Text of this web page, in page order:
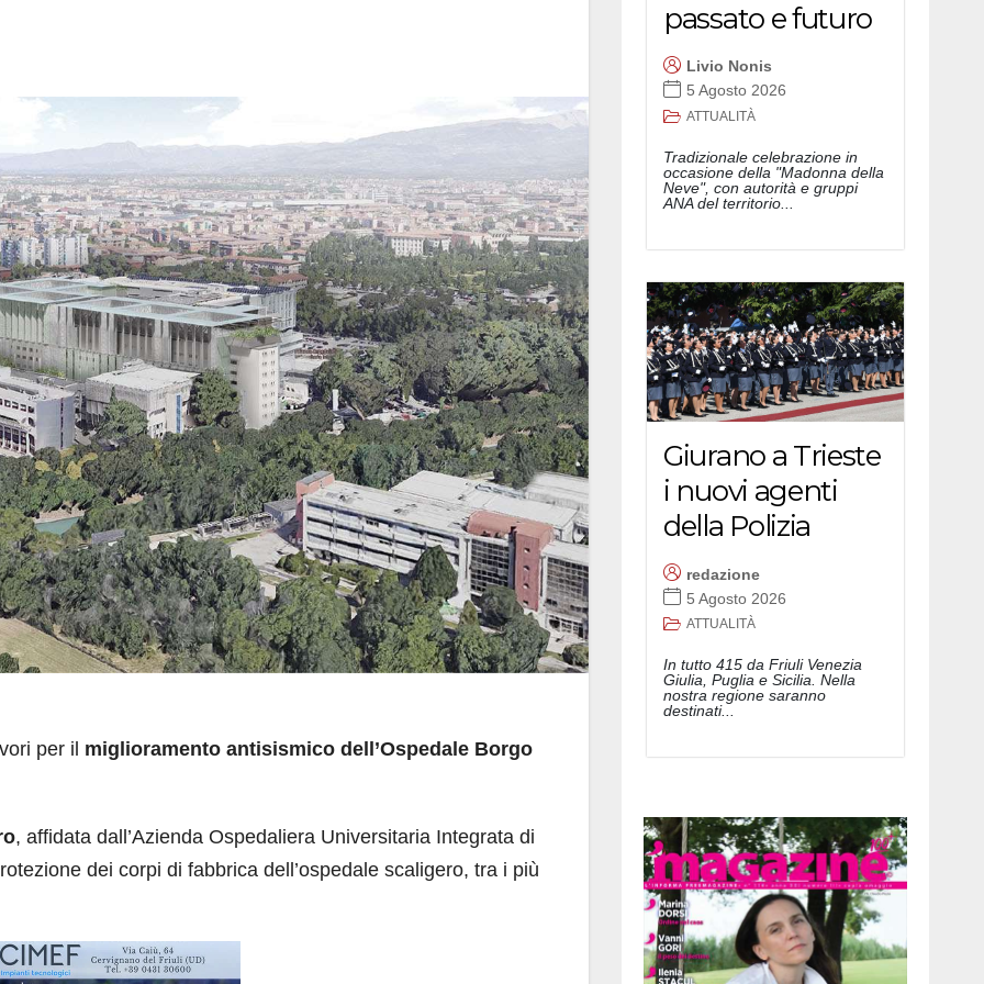
per il miglioramento antisismico dell’Ospedale Borgo
, affidata dall’Azienda Ospedaliera Universitaria Integrata di
dei corpi di fabbrica dell’ospedale scaligero, tra i più
passato e futuro
Livio Nonis
5 Agosto 2026
ATTUALITÀ
Tradizionale celebrazione in
occasione della "Madonna della
Neve", con autorità e gruppi
ANA del territorio...
Giurano a Trieste
i nuovi agenti
della Polizia
redazione
5 Agosto 2026
ATTUALITÀ
In tutto 415 da Friuli Venezia
Giulia, Puglia e Sicilia. Nella
nostra regione saranno
destinati...